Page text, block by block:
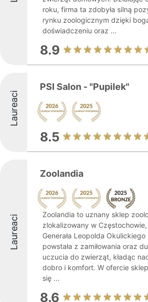
roku, firma ta zdobyła silną
rynku zoologicznym dzięki
doświadczeniu oraz ...
8.9
Laureaci
PSI Salon - "Pupilek"
8.5
Laureaci
Zoolandia
Zoolandia to uznany sklep
zlokalizowany w
Generała Leopolda Okulickiego
powstała z zamiłowania oraz
uczucia do zwierząt, kładąc
dobro i komfort. W ofercie
się ...
8.6